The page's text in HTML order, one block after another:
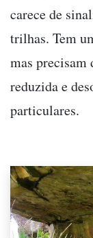
carece de
trilhas. Tem
mas
reduzida e
particulares.